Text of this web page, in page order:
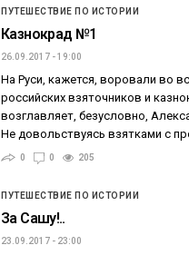
ПУТЕШЕСТВИЕ ПО ИСТОРИИ
Казнокрад №1
26.09.2017 - 19:00
На Руси, кажется, воровали во
российских взяточников и
возглавляет, безусловно,
Не довольствуясь взятками с
0 0 205
ПУТЕШЕСТВИЕ ПО ИСТОРИИ
За Сашу!..
23.09.2017 - 23:00